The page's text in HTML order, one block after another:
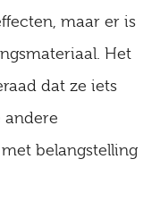
maar er is
Het
dat ze iets
andere
belangstelling